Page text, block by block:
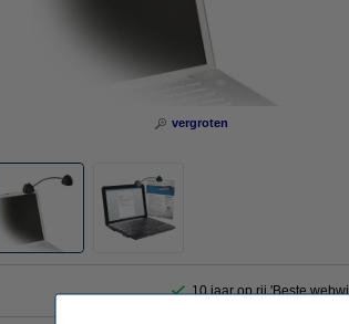
vergroten
10 jaar op rij 'Beste